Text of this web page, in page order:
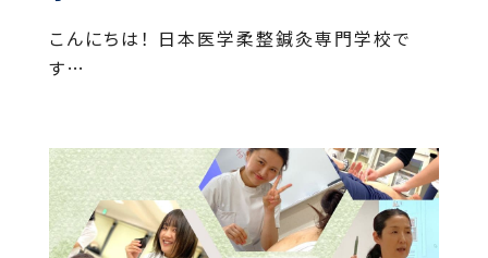
こんにちは！ 日本医学柔整鍼灸専門学校で
す…